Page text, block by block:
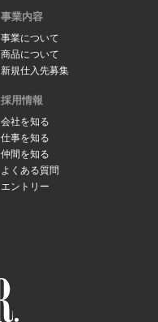
事業内容
事業について
商品について
新規仕入先募集
採用情報
会社を知る
仕事を知る
仲間を知る
よくある質問
エントリー